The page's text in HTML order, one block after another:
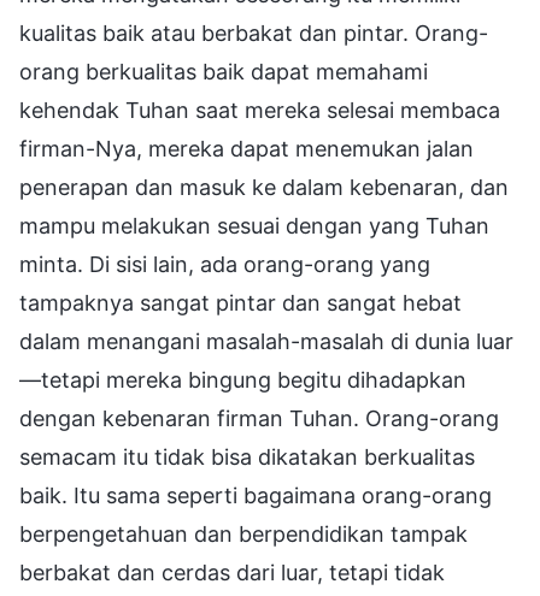
kualitas baik atau berbakat dan pintar. Orang-
orang berkualitas baik dapat memahami
kehendak Tuhan saat mereka selesai membaca
firman-Nya, mereka dapat menemukan jalan
penerapan dan masuk ke dalam kebenaran, dan
mampu melakukan sesuai dengan yang Tuhan
minta. Di sisi lain, ada orang-orang yang
tampaknya sangat pintar dan sangat hebat
dalam menangani masalah-masalah di dunia luar
—tetapi mereka bingung begitu dihadapkan
dengan kebenaran firman Tuhan. Orang-orang
semacam itu tidak bisa dikatakan berkualitas
baik. Itu sama seperti bagaimana orang-orang
berpengetahuan dan berpendidikan tampak
berbakat dan cerdas dari luar, tetapi tidak